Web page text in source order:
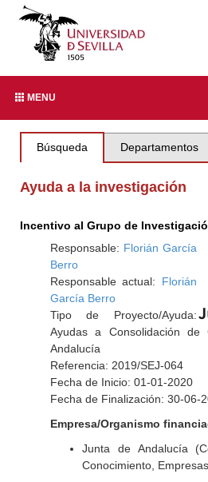
MENU
Búsqueda Departamentos
Ayuda a la investigación
Incentivo al Grupo de
Responsable: Florián García
Berro
Responsable actual: Florián
García Berro
Tipo de Proyecto/Ayuda:
Ayudas a Consolidación
Andalucía
Referencia: 2019/SEJ-064
Fecha de Inicio: 01-01-2020
Fecha de Finalización: 30-06-
Empresa/Organismo
Junta de Andalucía
Conocimiento,